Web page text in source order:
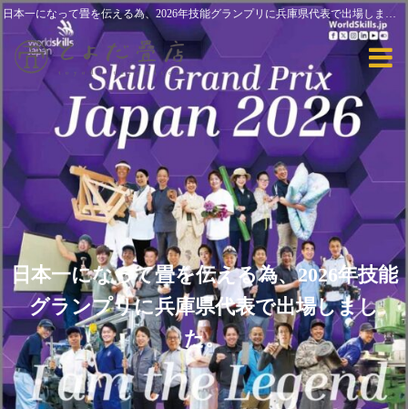
日本一になって畳を伝える為、2026年技能グランプリに兵庫県代表で出場しました。
日本一になって畳を伝える為、2026年技能
グランプリに兵庫県代表で出場しまし
た。